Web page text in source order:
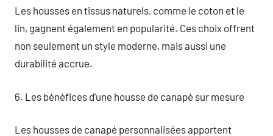
Les housses en tissus naturels, comme le coton et le
lin, gagnent également en popularité. Ces choix offrent
non seulement un style moderne, mais aussi une
durabilité accrue.
6. Les bénéfices d’une housse de canapé sur mesure
Les housses de canapé personnalisées apportent